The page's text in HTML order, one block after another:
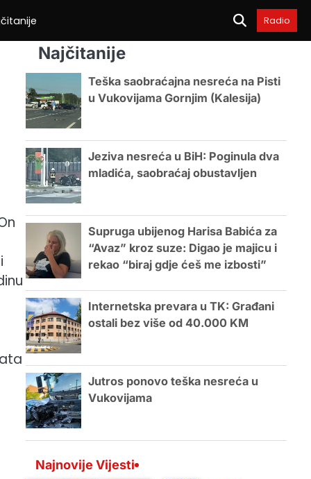
Radio
Najčitanije
Teška saobraćajna nesreća na Pisti
u Vukovijama Gornjim (Kalesija)
Jeziva nesreća u BiH: Poginula dva
mladića, saobraćaj obustavljen
Supruga ubijenog Harisa Babića za
“Avaz” kroz suze: Digao je majicu i
rekao “biraj gdje ćeš me izbosti”
Internetska prevara u TK: Građani
ostali bez više od 40.000 KM
Jutros ponovo teška nesreća u
Vukovijama
Najnovije Vijesti